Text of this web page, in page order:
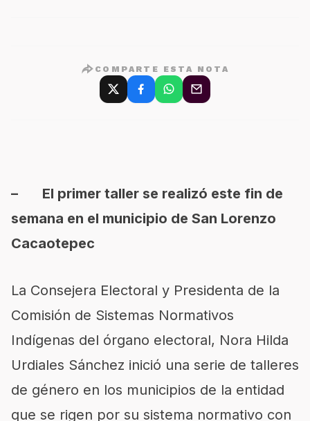
COMPARTE ESTA NOTA
– El primer taller se realizó este fin de
semana en el municipio de San Lorenzo
Cacaotepec
La Consejera Electoral y Presidenta de la
Comisión de Sistemas Normativos
Indígenas del órgano electoral, Nora Hilda
Urdiales Sánchez inició una serie de talleres
de género en los municipios de la entidad
que se rigen por su sistema normativo con